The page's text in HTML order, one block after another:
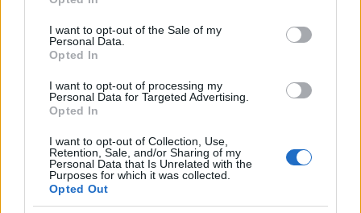
use your data for below specified purposes in below Google
consent section.
I want to opt-out of the Sale of my
Personal Data.
Opted In
I want to opt-out of processing my
Personal Data for Targeted Advertising.
Opted In
I want to opt-out of Collection, Use,
Retention, Sale, and/or Sharing of my
Personal Data that Is Unrelated with the
Purposes for which it was collected.
Opted Out
János zenei világába, és a repülőtér hajdani
utasforgalmi csarnokának falai között felcsendülnek
Carmina Buraná
jának összetéveszthetetlen
dallamai is, az izgalmas helyszínre pedig a
repülőmúzeum nosztalgiabuszai szállítják majd a
nézőket.
István-bazilika, mely a mennyei hosszúságú
visszhang révén válik igazán rendhagyóvá: a
zeneszerzők többnyire nem is kalkulálnak ennyire
intenzív hangzó környezettel. A közelmúltban